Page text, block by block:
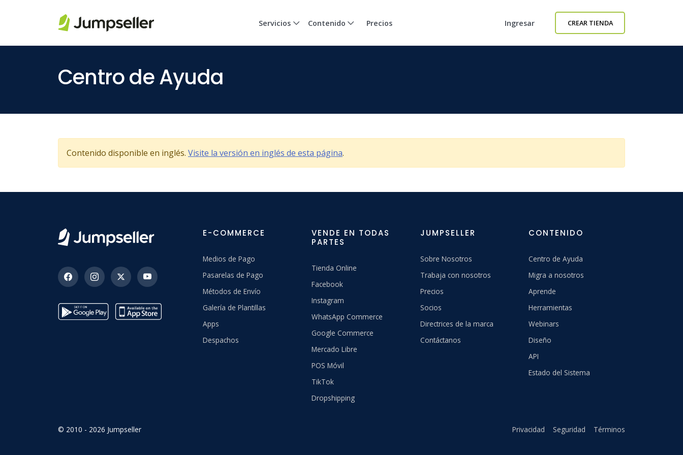
Saltar al contenido principal
Servicios Contenido Precios Ingresar CREAR TIENDA
Centro de Ayuda
Contenido disponible en inglés. Visite la versión en inglés de esta página.
E-COMMERCE
Medios de Pago
Pasarelas de Pago
Métodos de Envío
Galería de Plantillas
Apps
Despachos
VENDE EN TODAS
PARTES
Tienda Online
Facebook
Instagram
WhatsApp Commerce
Google Commerce
Mercado Libre
POS Móvil
TikTok
Dropshipping
JUMPSELLER
Sobre Nosotros
Trabaja con nosotros
Precios
Socios
Directrices de la marca
Contáctanos
CONTENIDO
Centro de Ayuda
Migra a nosotros
Aprende
Herramientas
Webinars
Diseño
API
Estado del Sistema
© 2010 - 2026 Jumpseller Privacidad Seguridad Términos